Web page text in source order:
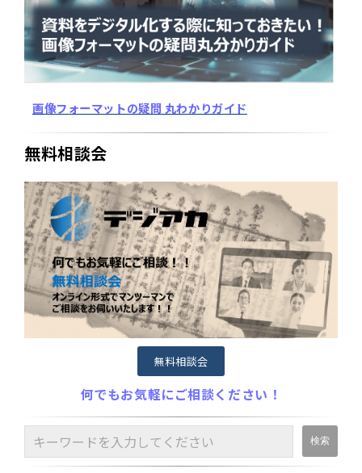
画像フォーマットの疑問 丸わかりガイド
無料相談会
無料相談会
何でもお気軽にご相談ください！